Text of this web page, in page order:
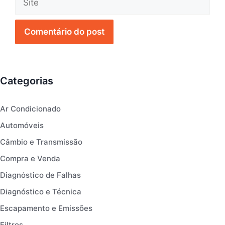
Categorias
Ar Condicionado
Automóveis
Câmbio e Transmissão
Compra e Venda
Diagnóstico de Falhas
Diagnóstico e Técnica
Escapamento e Emissões